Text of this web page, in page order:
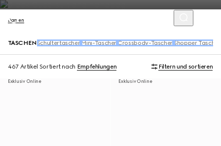
Damen
TASCHEN Schultertaschen Mini-Taschen Crossbody-Taschen Shopper Taschen
467 Artikel Sortiert nach Empfehlungen Filtern und sortieren
Exklusiv Online Exklusiv Online